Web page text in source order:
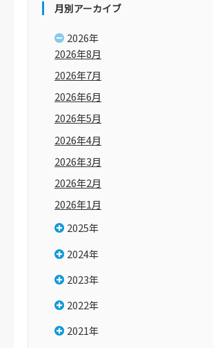
月別アーカイブ
2026年
2026年8月
2026年7月
2026年6月
2026年5月
2026年4月
2026年3月
2026年2月
2026年1月
2025年
2024年
2023年
2022年
2021年